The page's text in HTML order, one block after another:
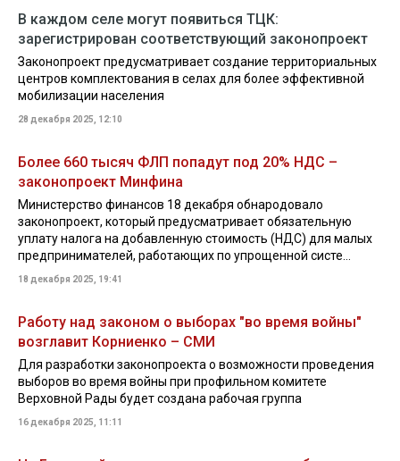
В каждом селе могут появиться ТЦК:
зарегистрирован соответствующий законопроект
Законопроект предусматривает создание территориальных
центров комплектования в селах для более эффективной
мобилизации населения
28 декабря 2025, 12:10
Более 660 тысяч ФЛП попадут под 20% НДС –
законопроект Минфина
Министерство финансов 18 декабря обнародовало
законопроект, который предусматривает обязательную
уплату налога на добавленную стоимость (НДС) для малых
предпринимателей, работающих по упрощенной систе...
18 декабря 2025, 19:41
Работу над законом о выборах "во время войны"
возглавит Корниенко – СМИ
Для разработки законопроекта о возможности проведения
выборов во время войны при профильном комитете
Верховной Рады будет создана рабочая группа
16 декабря 2025, 11:11